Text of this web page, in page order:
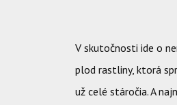
V skutočnosti ide o
plod rastliny, ktorá
už celé stáročia. A